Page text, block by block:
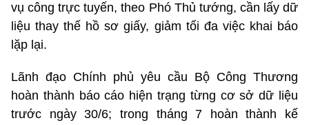
vụ công trực tuyến, theo Phó Thủ tướng, cần lấy dữ
liệu thay thế hồ sơ giấy, giảm tối đa việc khai báo
lặp lại.
Lãnh đạo Chính phủ yêu cầu Bộ Công Thương
hoàn thành báo cáo hiện trạng từng cơ sở dữ liệu
trước ngày 30/6; trong tháng 7 hoàn thành kế